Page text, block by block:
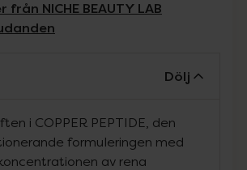
NICHE BEAUTY LAB
Dölj
i COPPER PEPTIDE, den
formuleringen med
av rena